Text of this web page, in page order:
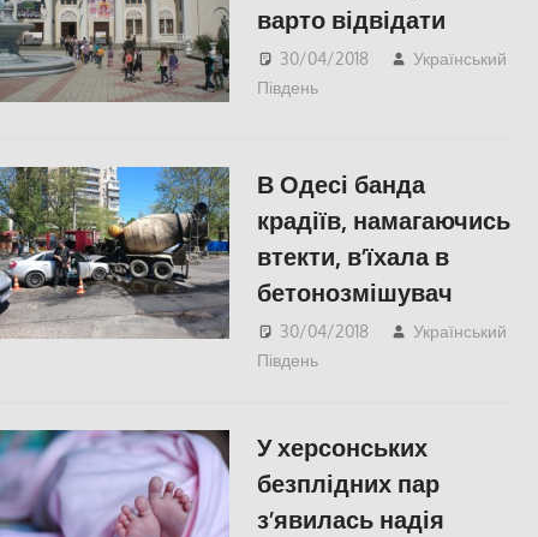
варто відвідати
30/04/2018
Український
Південь
В Одесі банда
крадіїв, намагаючись
втекти, в’їхала в
бетонозмішувач
30/04/2018
Український
Південь
У херсонських
безплідних пар
з’явилась надія